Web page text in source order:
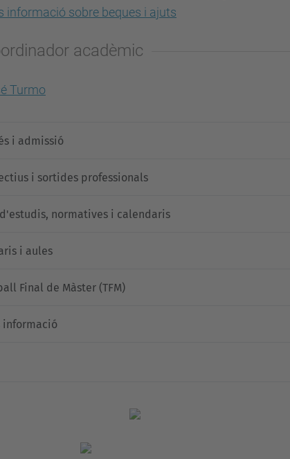
informació sobre beques i ajuts
acadèmic
Turmo
i admissió
i sortides professionals
normatives i calendaris
i aules
Final de Màster (TFM)
informació